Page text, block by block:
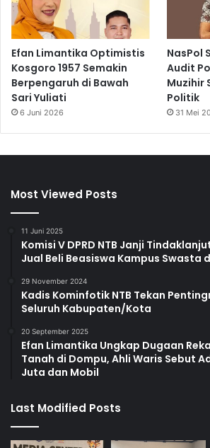
Efan Limantika Optimistis
Kosgoro 1957 Semakin
Berpengaruh di Bawah
Sari Yuliati
6 Juni 2026
NasPol
Audit
Muzihir
Politik
31 Mei
Most Viewed Posts
11 Juni 2025
Komisi V DPRD NTB Janji
Jual Beli Beasiswa Kampus Swasta
29 November 2024
Kadis Kominfotik NTB Tekan
Seluruh Kabupaten/Kota
20 September 2025
Efan Limantika Ungkap Dugaan
Tanah di Dompu, Ahli Waris Sebut
Juta dan Mobil
Last Modified Posts